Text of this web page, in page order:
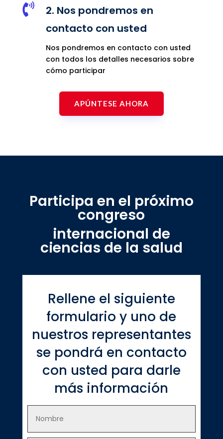

2. Nos pondremos en
contacto con usted
Nos pondremos en contacto con usted
con todos los detalles necesarios sobre
cómo participar
APÚNTESE AHORA
Participa en el próximo
congreso
internacional de
ciencias de la salud
Rellene el siguiente
formulario y uno de
nuestros representantes
se pondrá en contacto
con usted para darle
más información